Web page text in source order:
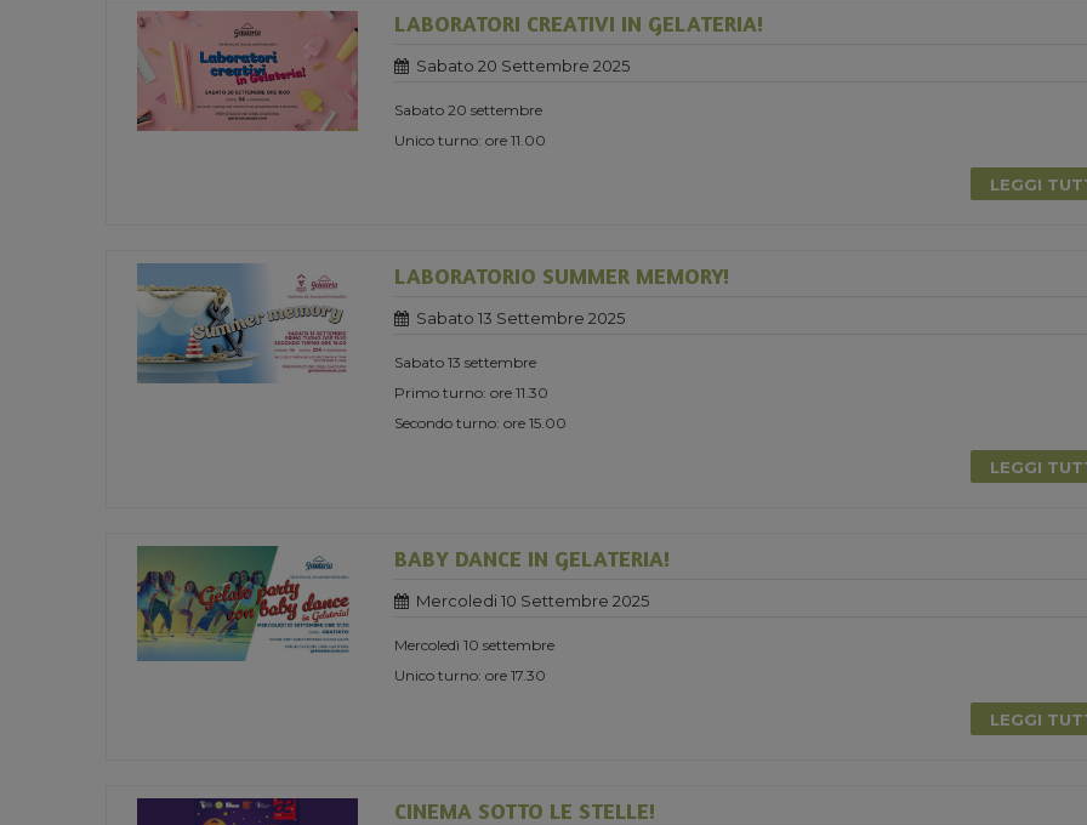
LABORATORI CREATIVI IN GELATERIA!
Sabato 20 Settembre 2025
Sabato 20 settembre
Unico turno: ore 11.00
LEGGI
LABORATORIO SUMMER MEMORY!
Sabato 13 Settembre 2025
Sabato 13 settembre
Primo turno: ore 11.30
Secondo turno: ore 15.00
LEGGI
BABY DANCE IN GELATERIA!
Mercoledi 10 Settembre 2025
Mercoledì 10 settembre
Unico turno: ore 17.30
LEGGI
CINEMA SOTTO LE STELLE!